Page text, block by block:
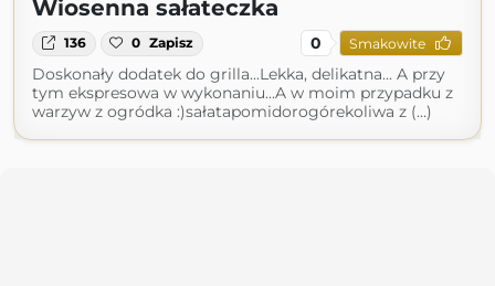
Wiosenna sałateczka
136 0 Zapisz 0 Smakowite
Doskonały dodatek do grilla...Lekka, delikatna... A przy
tym ekspresowa w wykonaniu...A w moim przypadku z
warzyw z ogródka :)sałatapomidorogórekoliwa z (...)